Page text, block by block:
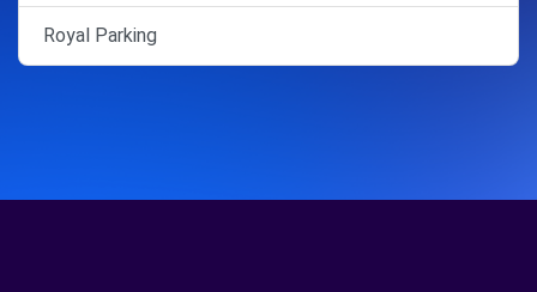
Royal Parking